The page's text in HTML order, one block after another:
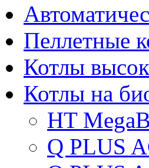
Пеллетные
Котлы
Котлы на
HT
Q PLUS